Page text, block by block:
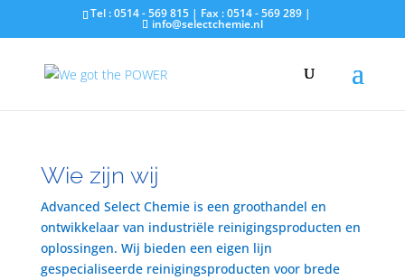
Tel : 0514 - 569 815 | Fax : 0514 - 569 289 |
info@selectchemie.nl
Wie zijn wij
Advanced Select Chemie is een groothandel en
ontwikkelaar van industriële reinigingsproducten en
oplossingen. Wij bieden een eigen lijn
gespecialiseerde reinigingsproducten voor brede